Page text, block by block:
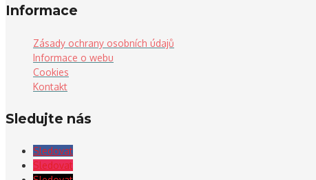
Informace
Zásady ochrany osobních údajů
Informace o webu
Cookies
Kontakt
Sledujte nás
Sledovat
Sledovat